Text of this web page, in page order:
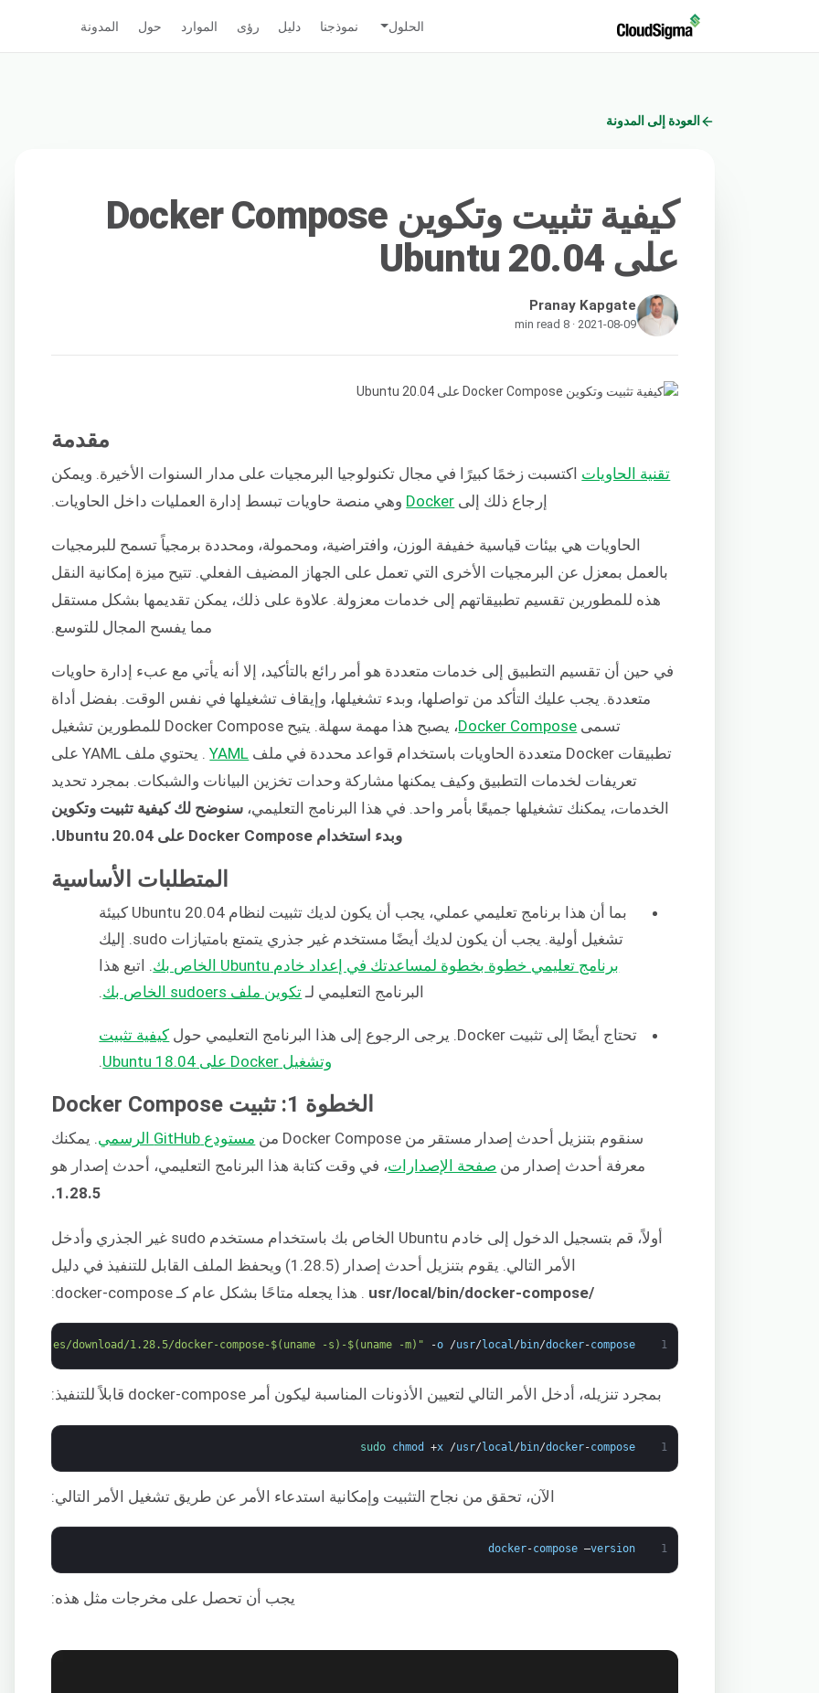
الحلول نموذجنا دليل رؤى الموارد حول المدونة
العودة إلى المدونة
كيفية تثبيت وتكوين Docker Compose
على Ubuntu 20.04
Pranay Kapgate
2021-08-09 · 8 min read
مقدمة
تقنية الحاويات اكتسبت زخمًا كبيرًا في مجال تكنولوجيا البرمجيات على مدار السنوات الأخيرة. ويمكن
إرجاع ذلك إلى Docker وهي منصة حاويات تبسط إدارة العمليات داخل الحاويات.
الحاويات هي بيئات قياسية خفيفة الوزن، وافتراضية، ومحمولة، ومحددة برمجياً تسمح للبرمجيات
بالعمل بمعزل عن البرمجيات الأخرى التي تعمل على الجهاز المضيف الفعلي. تتيح ميزة إمكانية النقل
هذه للمطورين تقسيم تطبيقاتهم إلى خدمات معزولة. علاوة على ذلك، يمكن تقديمها بشكل مستقل
مما يفسح المجال للتوسع.
في حين أن تقسيم التطبيق إلى خدمات متعددة هو أمر رائع بالتأكيد، إلا أنه يأتي مع عبء إدارة حاويات
متعددة. يجب عليك التأكد من تواصلها، وبدء تشغيلها، وإيقاف تشغيلها في نفس الوقت. بفضل أداة
تسمى Docker Compose
، يصبح هذا مهمة سهلة. يتيح Docker Compose للمطورين تشغيل
تطبيقات Docker متعددة الحاويات باستخدام قواعد محددة في ملف
YAML
. يحتوي ملف YAML على
تعريفات لخدمات التطبيق وكيف يمكنها مشاركة وحدات تخزين البيانات والشبكات. بمجرد تحديد
الخدمات، يمكنك تشغيلها جميعًا بأمر واحد. في هذا البرنامج التعليمي، سنوضح لك كيفية تثبيت وتكوين
وبدء استخدام Docker Compose على Ubuntu 20.04.
المتطلبات الأساسية
بما أن هذا برنامج تعليمي عملي، يجب أن يكون لديك تثبيت لنظام Ubuntu 20.04 كبيئة
تشغيل أولية. يجب أن يكون لديك أيضًا مستخدم غير جذري يتمتع بامتيازات sudo. إليك
برنامج تعليمي خطوة بخطوة لمساعدتك في إعداد خادم Ubuntu الخاص بك
. اتبع هذا
البرنامج التعليمي لـ تكوين ملف sudoers الخاص بك
تحتاج أيضًا إلى تثبيت Docker. يرجى الرجوع إلى هذا البرنامج التعليمي حول
كيفية تثبيت
وتشغيل Docker على Ubuntu 18.04
.
الخطوة 1: تثبيت Docker Compose
سنقوم بتنزيل أحدث إصدار مستقر من Docker Compose من مستودع GitHub الرسمي
. يمكنك
معرفة أحدث إصدار من صفحة الإصدارات، في وقت كتابة هذا البرنامج التعليمي، أحدث إصدار هو
1.28.5.
أولاً، قم بتسجيل الدخول إلى خادم Ubuntu الخاص بك باستخدام مستخدم sudo غير الجذري وأدخل
الأمر التالي. يقوم بتنزيل أحدث إصدار (1.28.5) ويحفظ الملف القابل للتنفيذ في دليل
/usr/local/bin/docker-compose
. هذا يجعله متاحًا بشكل عام كـ docker-compose:
1
releases/download/1.28.5/docker-compose-$(uname -s)-$(uname -m)" -o /usr/ local/ bin/docker-compose
بمجرد تنزيله، أدخل الأمر التالي لتعيين الأذونات المناسبة ليكون أمر docker-compose قابلاً للتنفيذ:
1
sudo chmod +x /usr/local / bin/docker-compose
الآن، تحقق من نجاح التثبيت وإمكانية استدعاء الأمر عن طريق تشغيل الأمر التالي:
1
docker-compose –version
يجب أن تحصل على مخرجات مثل هذه: